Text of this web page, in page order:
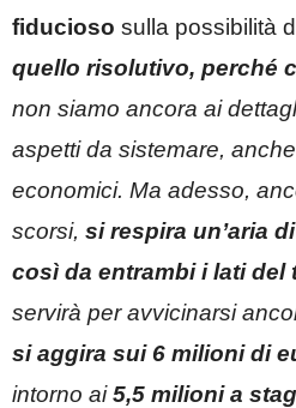
fiducioso sulla possibilità
quello risolutivo, perché
non siamo ancora ai
aspetti da sistemare,
economici. Ma adesso,
scorsi, si respira un’aria
così da entrambi i lati del
servirà per avvicinarsi
si aggira sui 6 milioni di
intorno ai5,5 milioni a